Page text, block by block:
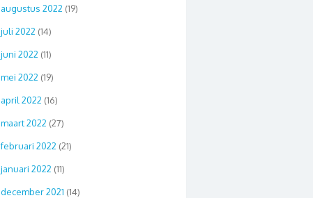
augustus 2022 (19)
juli 2022 (14)
juni 2022 (11)
mei 2022 (19)
april 2022 (16)
maart 2022 (27)
februari 2022 (21)
januari 2022 (11)
december 2021 (14)